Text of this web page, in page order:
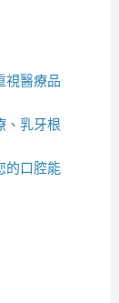
視醫療品
、乳牙根
的口腔能